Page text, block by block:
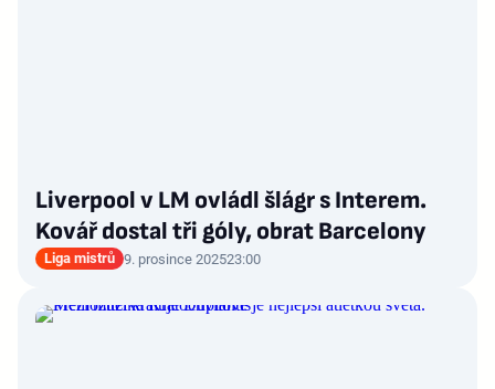
Liverpool v LM ovládl šlágr s Interem.
Kovář dostal tři góly, obrat Barcelony
Liga mistrů 9. prosince 202523:00